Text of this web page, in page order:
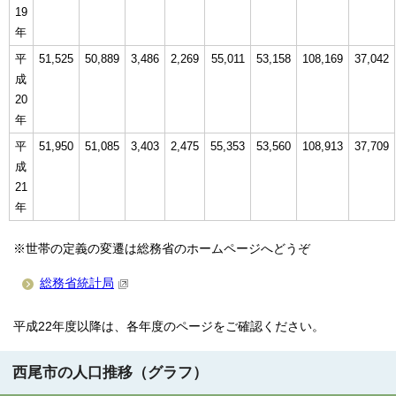
19
年
平
成
20
年
51,525 50,889 3,486 2,269 55,011 53,158 108,169 37,042
平
成
21
年
51,950 51,085 3,403 2,475 55,353 53,560 108,913 37,709
※世帯の定義の変遷は総務省のホームページへどうぞ
総務省統計局
平成22年度以降は、各年度のページをご確認ください。
西尾市の人口推移（グラフ）